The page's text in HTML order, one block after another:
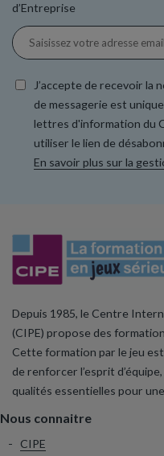
d’Entreprise
J’accepte de recevoir la
de messagerie est
lettres d'information du
utiliser le lien de
En savoir plus sur la
Depuis 1985, le Centre
(CIPE) propose des
Cette formation par le jeu
de renforcer l’esprit
qualités essentielles pour
Nous connaitre
CIPE